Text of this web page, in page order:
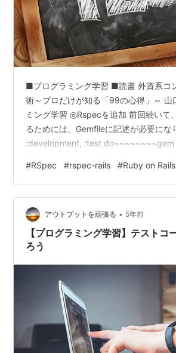
■プログラミング学習 ■読書 外資系コ
術～プロだけが知る「99の心得」～
ミング学習 ◎Rspecを追加 前回続いて
るためには、Gemfileに記述が必要に
:development, :test
をインストール実行 ```rails g
ァイルを開いて、以下の記述をする。
果をターミナル上に可視化するための…
#RSpec #rspec-rails #Ruby on Rails
アウトプットを頑張る • 5年前
【プログラミング学習】テストコ
ろう